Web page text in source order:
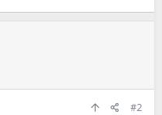
#2